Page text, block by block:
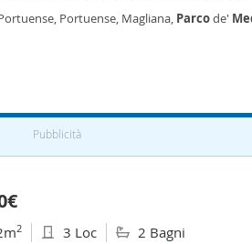
indicative e non costituiscono elemento
Portuense, Magliana, Parcode'
Pubblicità
2 3 Loc 2 Bagni